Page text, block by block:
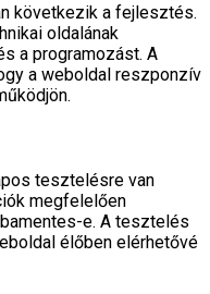
következik a fejlesztés.
oldalának
a programozást. A
a weboldal reszponzív
tesztelésre van
megfelelően
e. A tesztelés
élőben elérhetővé